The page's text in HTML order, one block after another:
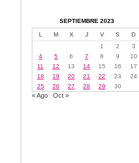
SEPTIEMBRE 2023
L M X J V S
D
1
2
3
4
5 6 7 8 9
10
11
12 13 14 15 16
17
18
19 20 21 22 23
24
25
26 27 28 29 30
« Ago Oct »